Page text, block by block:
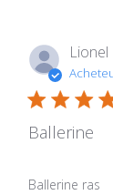
Lionel
Ballerine
Ballerine ras